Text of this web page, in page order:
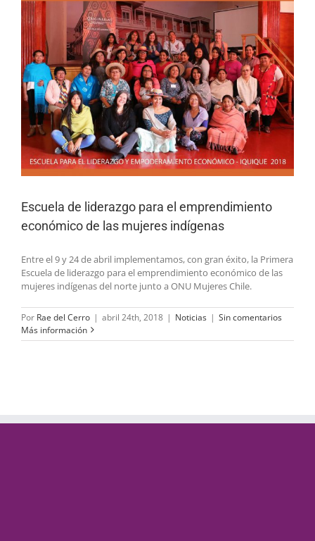
Escuela de liderazgo para el emprendimiento
económico de las mujeres indígenas
Entre el 9 y 24 de abril implementamos, con gran éxito, la Primera
Escuela de liderazgo para el emprendimiento económico de las
mujeres indígenas del norte junto a ONU Mujeres Chile.
Por Rae del Cerro | abril 24th, 2018 | Noticias | Sin comentarios
Más información